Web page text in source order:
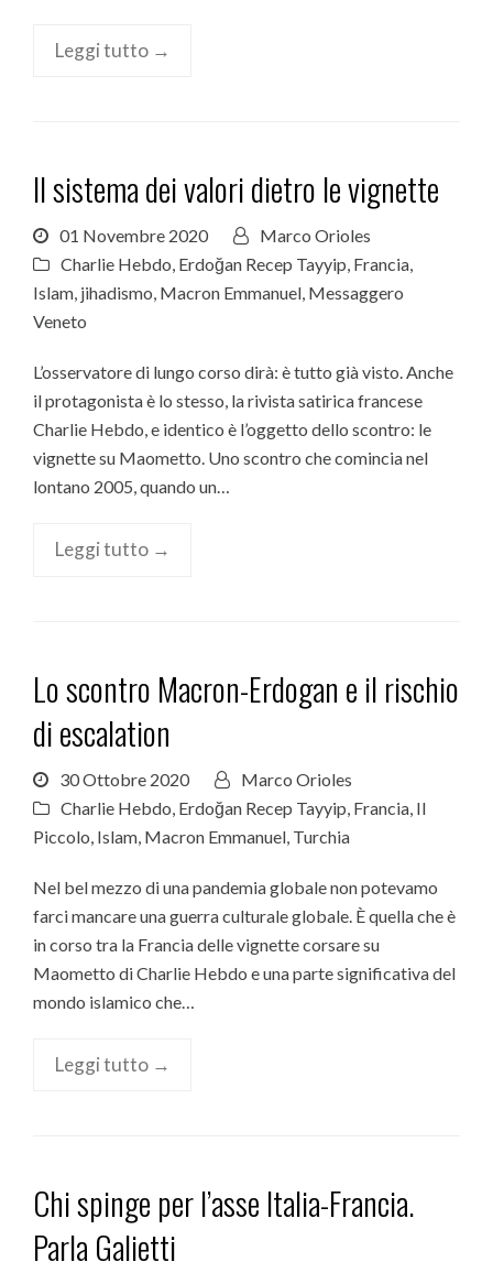
Leggi tutto →
Il sistema dei valori dietro le vignette
01 Novembre 2020
Marco Orioles
Charlie Hebdo, Erdoğan Recep Tayyip, Francia,
Islam, jihadismo, Macron Emmanuel, Messaggero
Veneto
L’osservatore di lungo corso dirà: è tutto già visto. Anche
il protagonista è lo stesso, la rivista satirica francese
Charlie Hebdo, e identico è l’oggetto dello scontro: le
vignette su Maometto. Uno scontro che comincia nel
lontano 2005, quando un…
Leggi tutto →
Lo scontro Macron-Erdogan e il rischio
di escalation
30 Ottobre 2020
Marco Orioles
Charlie Hebdo Erdoğan Recep Tayyip Francia Il
Piccolo Islam Macron Emmanuel Turchia
Nel bel mezzo di una pandemia globale non potevamo
farci mancare una guerra culturale globale. È quella che è
in corso tra la Francia delle vignette corsare su
Maometto di Charlie Hebdo e una parte significativa del
mondo islamico che…
Leggi tutto →
Chi spinge per l’asse Italia-Francia.
Parla Galietti